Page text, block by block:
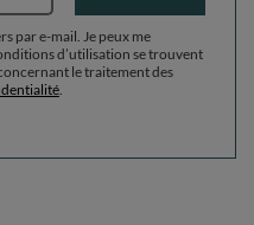
par e-mail. Je peux me
d’utilisation se trouvent
le traitement des